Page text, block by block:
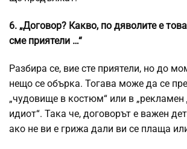
6. „Договор? Какво, по дяволите е
сме приятели …“
Разбира се, вие сте приятели, но до
нещо се обърка. Тогава може да се
„чудовище в костюм“ или в „рекламен
идиот“. Така че, договорът е важен
ако не ви е грижа дали ви се плаща